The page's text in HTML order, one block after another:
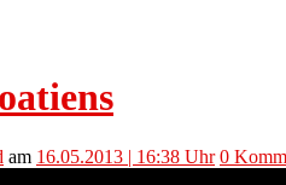
am 16.05.2013 | 16:38 Uhr 0